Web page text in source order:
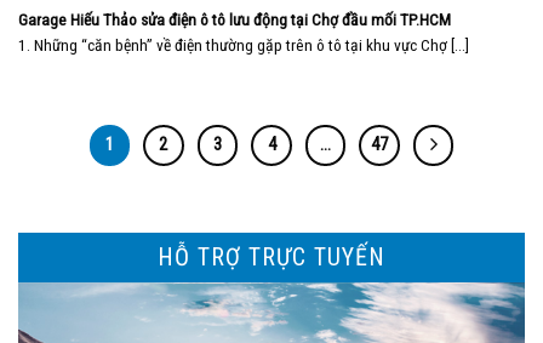
Garage Hiếu Thảo sửa điện ô tô lưu động tại Chợ đầu mối TP.HCM
1. Những “căn bệnh” về điện thường gặp trên ô tô tại khu vực Chợ [...]
1 2 3 4 … 47
HỖ TRỢ TRỰC TUYẾN